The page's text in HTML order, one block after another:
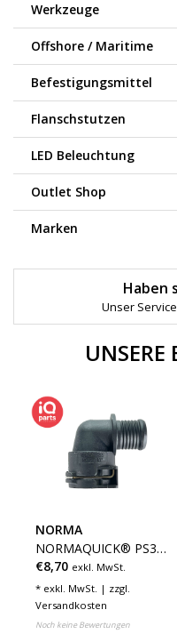
Werkzeuge
Offshore / Maritime
Befestigungsmittel
Flanschstutzen
LED Beleuchtung
Outlet Shop
Marken
Haben
Unser
UNSERE
NORMA
NORMAQUICK® PS3
Steckverbindung 90°
NW12 - 16,8 mm
€8,70 exkl. MwSt.
* exkl. MwSt. | zzgl.
Versandkosten
Noch keine Bewertungen